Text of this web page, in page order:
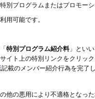
別プログラムまたはプロモー
用可能です。
特別プログラム紹介料」とい
イト上の特別リンクをクリッ
記載のメンバー紹介行為を完了
他の悪用により不適格となっ